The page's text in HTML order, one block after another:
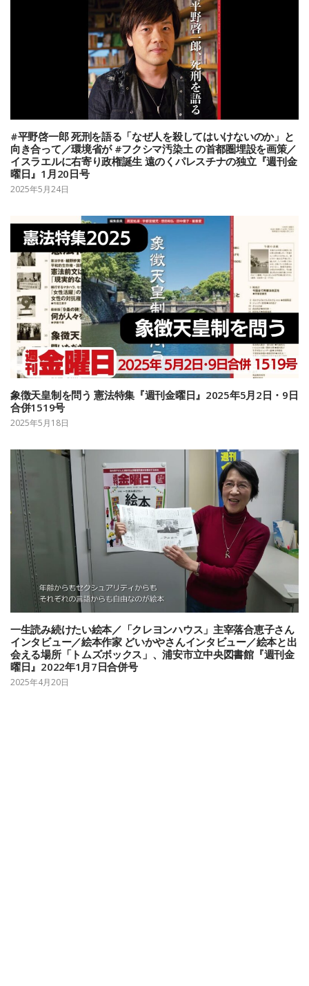
#平野啓一郎 死刑を語る「なぜ人を殺してはいけないのか」と
向き合って／環境省が #フクシマ汚染土 の首都圏埋設を画策／
イスラエルに右寄り政権誕生 遠のくパレスチナの独立『週刊金
曜日』1月20日号
2025年5月24日
象徴天皇制を問う 憲法特集『週刊金曜日』2025年5月2日・9日
合併1519号
2025年5月18日
一生読み続けたい絵本／「クレヨンハウス」主宰落合恵子さん
インタビュー／絵本作家 どいかやさんインタビュー／絵本と出
会える場所「トムズボックス」、浦安市立中央図書館『週刊金
曜日』2022年1月7日合併号
2025年4月20日